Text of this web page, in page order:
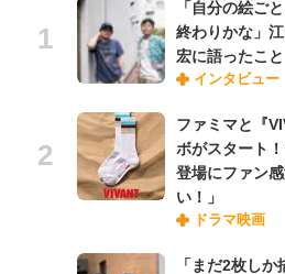
「自分の絵ご
終わりかな」
宏に語ったこと
インタビュー
ファミマと『
ボがスタート
登場にファン
い！」
ドラマ映画
「まだ2枚し